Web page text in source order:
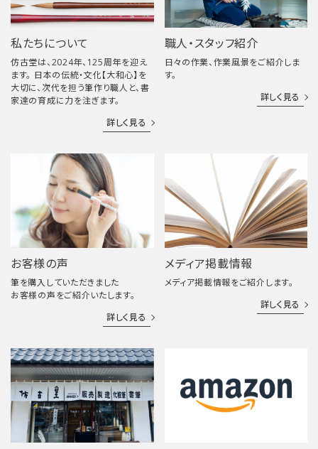
私たちについて
仿古堂は、2024年、125周年を迎え
ます。 日本の伝統・文化【大和心】を
大切に、次代を担う筆作り職人と、書
家達の育成に力を注ぎます。
詳しく見る
職人・スタッフ紹介
日々の作業、作業風景をご紹介しま
す。
詳しく見る
お客様の声
筆を購入していただきました
お客様の声をご紹介いたします。
詳しく見る
メディア掲載情報
メディア掲載情報をご紹介します。
詳しく見る